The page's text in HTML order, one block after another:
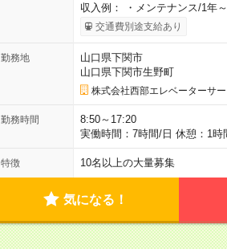
収入例： ・メンテナンス/1年
交通費別途支給あり
勤務地
山口県下関市
山口県下関市生野町
株式会社西部エレベーターサー
勤務時間
8:50～17:20
実働時間：7時間/日 休憩：1時
特徴 10名以上の大量募集
気になる！